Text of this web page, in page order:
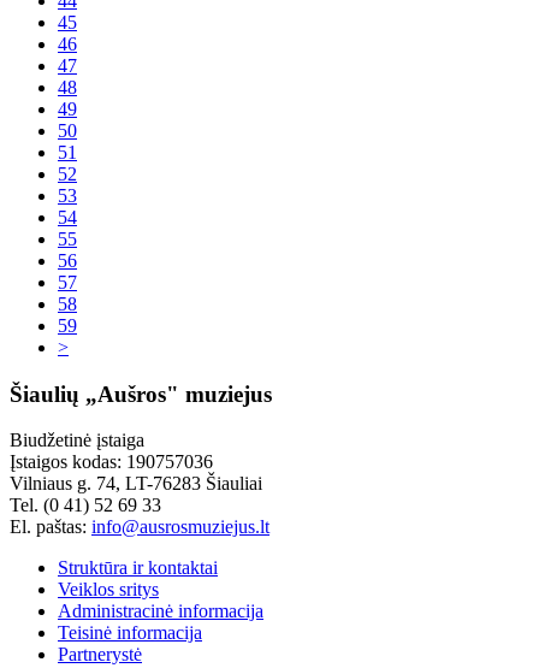
45
46
47
48
49
50
51
52
53
54
55
56
57
58
59
>
Šiaulių „Aušros" muziejus
Biudžetinė įstaiga
Įstaigos kodas: 190757036
Vilniaus g. 74, LT-76283 Šiauliai
Tel. (0 41) 52 69 33
El. paštas: info@ausrosmuziejus.lt
Struktūra ir kontaktai
Veiklos sritys
Administracinė informacija
Teisinė informacija
Partnerystė